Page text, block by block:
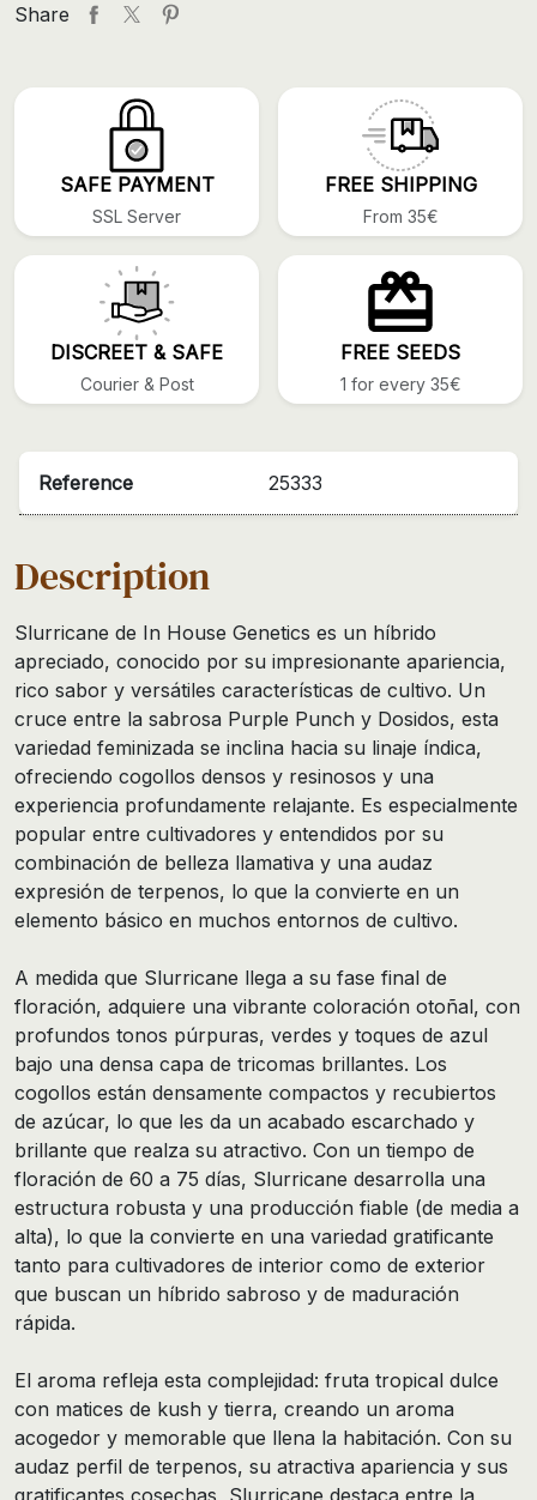
Share
SAFE PAYMENT
SSL Server
FREE SHIPPING
From 35€
DISCREET & SAFE
Courier & Post
FREE SEEDS
1 for every 35€
Reference 25333
Description
Slurricane de In House Genetics es un híbrido
apreciado, conocido por su impresionante apariencia,
rico sabor y versátiles características de cultivo. Un
cruce entre la sabrosa Purple Punch y Dosidos, esta
variedad feminizada se inclina hacia su linaje índica,
ofreciendo cogollos densos y resinosos y una
experiencia profundamente relajante. Es especialmente
popular entre cultivadores y entendidos por su
combinación de belleza llamativa y una audaz
expresión de terpenos, lo que la convierte en un
elemento básico en muchos entornos de cultivo.
A medida que Slurricane llega a su fase final de
floración, adquiere una vibrante coloración otoñal, con
profundos tonos púrpuras, verdes y toques de azul
bajo una densa capa de tricomas brillantes. Los
cogollos están densamente compactos y recubiertos
de azúcar, lo que les da un acabado escarchado y
brillante que realza su atractivo. Con un tiempo de
floración de 60 a 75 días, Slurricane desarrolla una
estructura robusta y una producción fiable (de media a
alta), lo que la convierte en una variedad gratificante
tanto para cultivadores de interior como de exterior
que buscan un híbrido sabroso y de maduración
rápida.
El aroma refleja esta complejidad: fruta tropical dulce
con matices de kush y tierra, creando un aroma
acogedor y memorable que llena la habitación. Con su
audaz perfil de terpenos, su atractiva apariencia y sus
gratificantes cosechas, Slurricane destaca entre la